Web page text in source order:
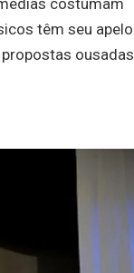
têm seu apelo
ousadas